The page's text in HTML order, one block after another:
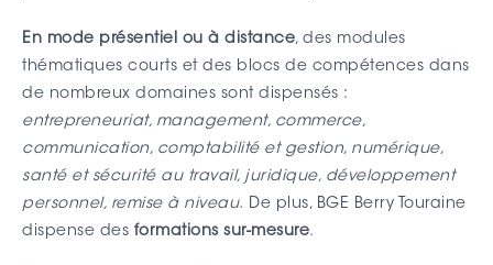
En mode présentiel ou à distance, des modules
thématiques courts et des blocs de compétences dans
de nombreux domaines sont dispensés :
entrepreneuriat, management, commerce,
communication, comptabilité et gestion, numérique,
santé et sécurité au travail, juridique, développement
personnel, remise à niveau. De plus, BGE Berry Touraine
dispense des formations sur-mesure.